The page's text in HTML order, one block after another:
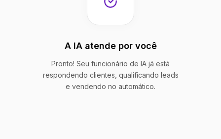
A IA atende por você
Pronto! Seu funcionário de IA já está
respondendo clientes, qualificando leads
e vendendo no automático.